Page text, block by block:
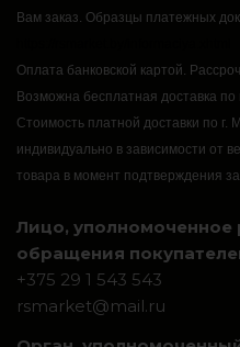
Вам заказ. Образцы платежных
Оплата банковской картой.
Возможна бесплатная доставка по
Стоимость платной доставки по г.
индивидуально в зависимости от
товара в момент подтверждения
Лицо, уполномоченное
обращения
+375 29 1 543 543
rsmarket@mail.ru